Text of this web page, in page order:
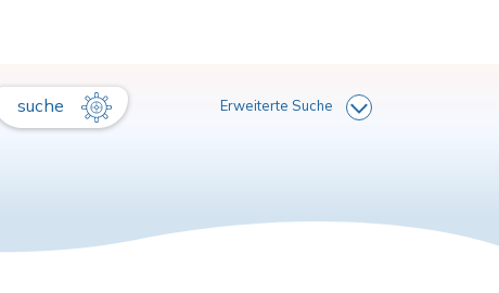
suche Erweiterte Suche